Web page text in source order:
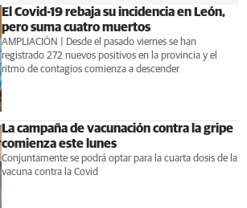
El Covid-19 rebaja su incidencia en León,
pero suma cuatro muertos
AMPLIACIÓN | Desde el pasado viernes se han
registrado 272 nuevos positivos en la provincia y el
ritmo de contagios comienza a descender
La campaña de vacunación contra la gripe
comienza este lunes
Conjuntamente se podrá optar para la cuarta dosis de la
vacuna contra la Covid